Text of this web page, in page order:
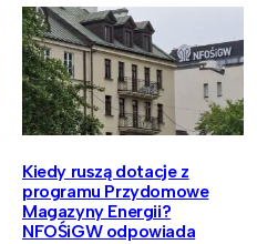
Kiedy ruszą dotacje z
programu Przydomowe
Magazyny Energii?
NFOŚiGW odpowiada